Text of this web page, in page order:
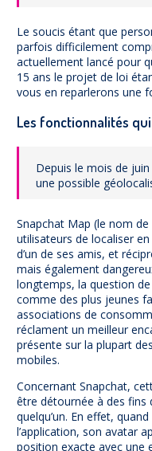
Le soucis étant que
parfois difficilement
actuellement lancé pour
15 ans le projet de loi
vous en reparlerons une
Les fonctionnalités
Depuis le mois de
une possible
Snapchat Map (le nom
utilisateurs de localiser
d’un de ses amis, et
mais également
longtemps, la question
comme des plus jeunes
associations de
réclament un meilleur
présente sur la plupart
mobiles.
Concernant Snapchat,
être détournée à des fins
quelqu’un. En effet,
l’application, son avatar
position exacte avec une